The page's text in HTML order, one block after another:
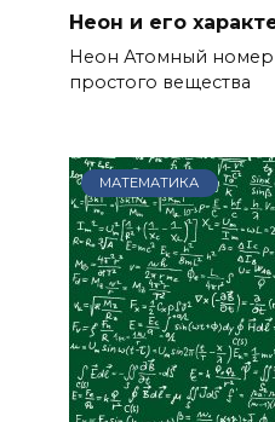
Неон и его
Неон Атомный
простого вещества
МАТЕМАТИКА